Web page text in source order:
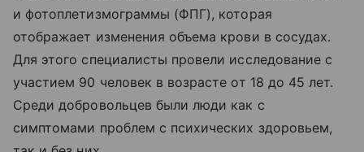
и фотоплетизмограммы (ФПГ), которая
отображает изменения объема крови в сосудах.
Для этого специалисты провели исследование с
участием 90 человек в возрасте от 18 до 45 лет.
Среди добровольцев были люди как с
симптомами проблем с психических здоровьем,